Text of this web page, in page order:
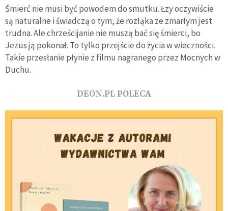
Śmierć nie musi być powodem do smutku. Łzy oczywiście
są naturalne i świadczą o tym, że rozłąka ze zmarłym jest
trudna. Ale chrześcijanie nie muszą bać się śmierci, bo
Jezus ją pokonał. To tylko przejście do życia w wieczności.
Takie przesłanie płynie z filmu nagranego przez Mocnych w
Duchu.
DEON.PL POLECA